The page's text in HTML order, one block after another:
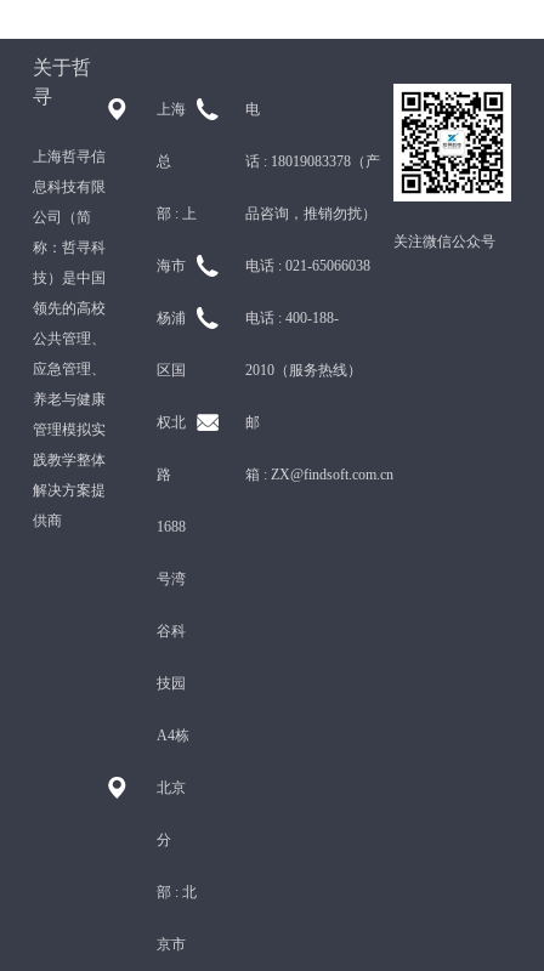
关于哲
寻
上海哲寻信
息科技有限
公司（简
称：哲寻科
技）是中国
领先的高校
公共管理、
应急管理、
养老与健康
管理模拟实
践教学整体
解决方案提
供商
上海
总
部 : 上
海市
杨浦
区国
权北
路
1688
号湾
谷科
技园
A4栋
北京
分
部 : 北
京市
电
话 : 18019083378（产
品咨询，推销勿扰）
电话 : 021-65066038
电话 : 400-188-
2010（服务热线）
邮
箱 : ZX@findsoft.com.cn
关注微信公众号